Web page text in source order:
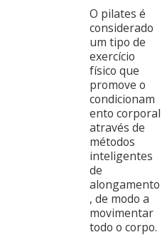
O pilates é
considerado
um tipo de
exercício
físico que
promove o
condicionam
ento corporal
através de
métodos
inteligentes
de
alongamento
, de modo a
movimentar
todo o corpo.